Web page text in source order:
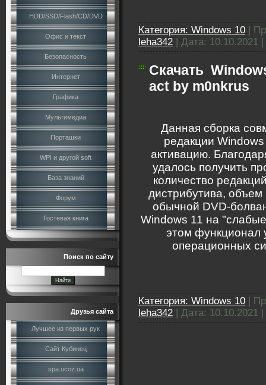
HDD/SSD/Flash/CD/DVD
Офис и текст
Безопасность
Интернет
Графика
Мультимедиа
Порташки
WPI и другой soft
База знаний
Форум
Гостевая книга
Поиск по сайту
Друзья сайта
Лучшее из первых рук
Сайт Кубинец
spa.ucoz.ua
Категория: Windows 10
leha342
Дата: 10.10.2021
Скачать
act by m0nkrus
Данная сборка
редакции
активацию.
удалось получить
количество
дистрибутива,
обычной DVD-
Windows 11 на
этом функционал
операционных
Категория: Windows 10
leha342
Дата: 10.10.2021